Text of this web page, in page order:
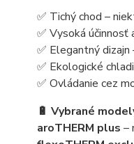
✅ Tichý chod –
✅ Vysoká
✅ Elegantný
✅ Ekologické
✅ Ovládanie cez
🔋 Vybrané
aroTHERM plus –